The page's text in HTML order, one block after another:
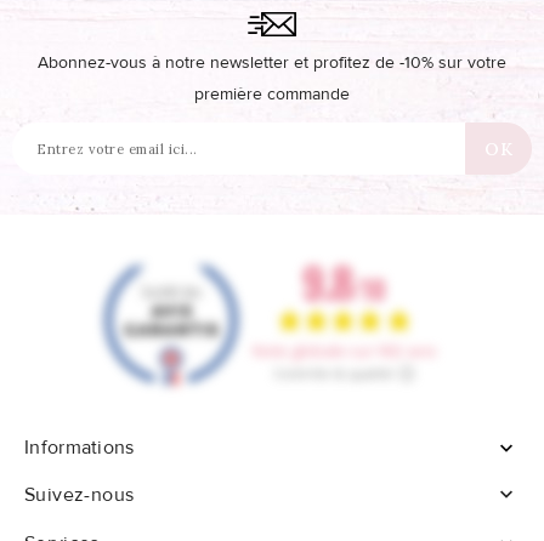
Abonnez-vous à notre newsletter et profitez de -10% sur votre
première commande
Informations

Suivez-nous
